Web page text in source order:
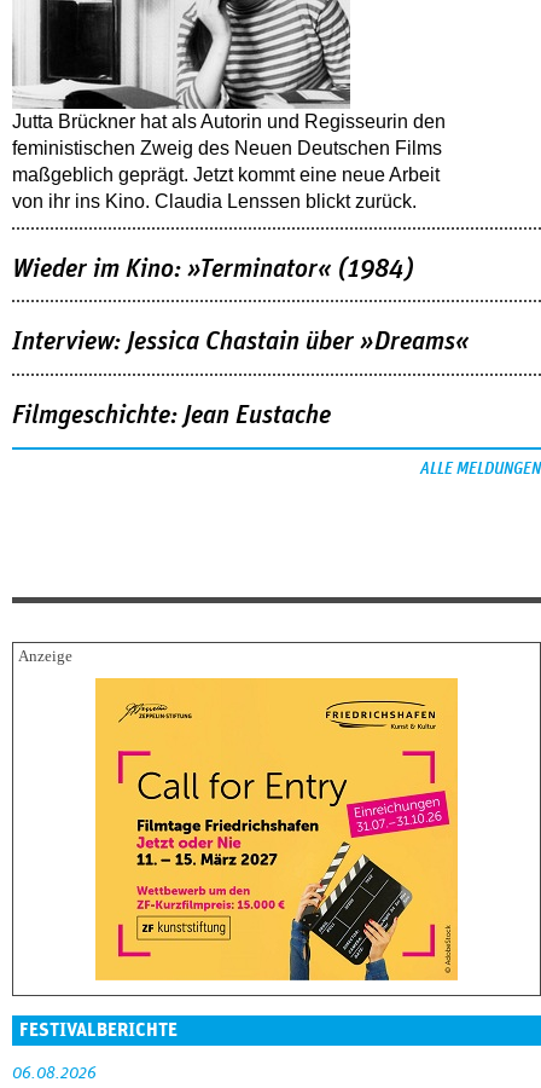
Jutta Brückner hat als Autorin und Regisseurin den
feministischen Zweig des Neuen Deutschen Films
maßgeblich geprägt. Jetzt kommt eine neue Arbeit
von ihr ins Kino. Claudia Lenssen blickt zurück.
Wieder im Kino: »Terminator« (1984)
Interview: Jessica Chastain über »Dreams«
Filmgeschichte: Jean Eustache
ALLE MELDUNGEN
FESTIVALBERICHTE
06.08.2026